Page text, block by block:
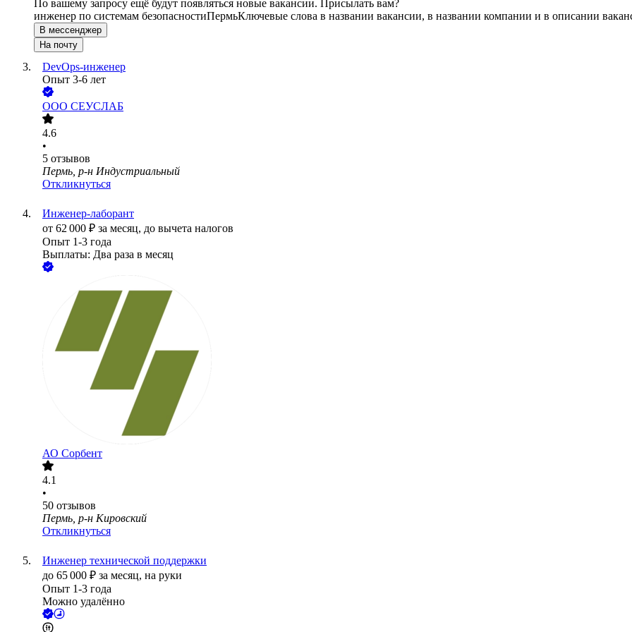
По вашему запросу ещё будут появляться новые вакансии. Присылать вам?
инженер по системам безопасностиПермьКлючевые слова в названии вакансии, в названии компании и в описании
В мессенджер
На почту
DevOps-инженер
Опыт 3-6 лет
ООО СЕУСЛАБ
4.6
•
5 отзывов
Пермь, р-н Индустриальный
Откликнуться
Инженер-лаборант
от 62 000 ₽ за месяц, до вычета налогов
Опыт 1-3 года
Выплаты: Два раза в месяц
АО Сорбент
4.1
•
50 отзывов
Пермь, р-н Кировский
Откликнуться
Инженер технической поддержки
до 65 000 ₽ за месяц, на руки
Опыт 1-3 года
Можно удалённо